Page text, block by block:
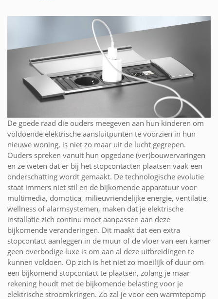
De goede raad die ouders meegeven aan hun kinderen om
voldoende elektrische aansluitpunten te voorzien in hun
nieuwe woning, is niet zo maar uit de lucht gegrepen.
Ouders spreken vanuit hun opgedane (ver)bouwervaringen
en ze weten dat er bij het stopcontacten plaatsen vaak een
onderschatting wordt gemaakt. De technologische evolutie
staat immers niet stil en de bijkomende apparatuur voor
multimedia, domotica, milieuvriendelijke energie, ventilatie,
wellness of alarmsystemen, maken dat je elektrische
installatie zich continu moet aanpassen aan deze
bijkomende veranderingen. Dit maakt dat een extra
stopcontact aanleggen in de muur of de vloer van een kamer
geen overbodige luxe is om aan al deze uitbreidingen te
kunnen voldoen. Op zich is het niet zo moeilijk of duur om
een bijkomend stopcontact te plaatsen, zolang je maar
rekening houdt met de bijkomende belasting voor je
elektrische stroomkringen. Zo zal je voor een warmtepomp